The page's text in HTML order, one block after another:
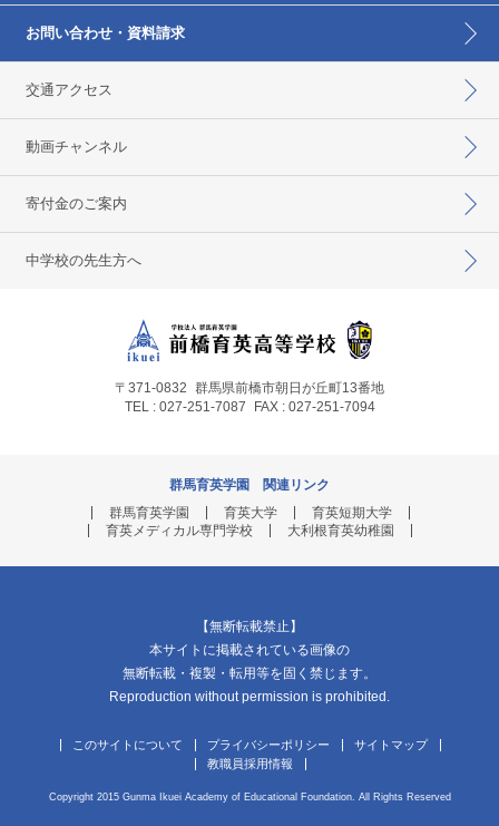
お問い合わせ・資料請求
交通アクセス
動画チャンネル
寄付金のご案内
中学校の先生方へ
〒371-0832 群馬県前橋市朝日が丘町13番地
TEL : 027-251-7087
FAX : 027-251-7094
群馬育英学園 関連リンク
群馬育英学園
育英大学
育英短期大学
育英メディカル専門学校
大利根育英幼稚園
【無断転載禁止】
本サイトに掲載されている画像の
無断転載・複製・転用等を固く禁じます。
Reproduction without permission is prohibited.
このサイトについて プライバシーポリシー
サイトマップ
教職員採用情報
Copyright 2015 Gunma Ikuei Academy of Educational Foundation. All Rights Reserved